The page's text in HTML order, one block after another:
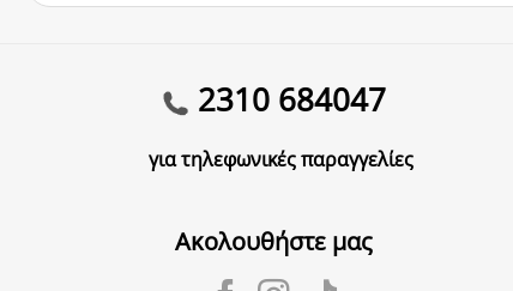
2310 684047
για τηλεφωνικές παραγγελίες
Ακολουθήστε μας